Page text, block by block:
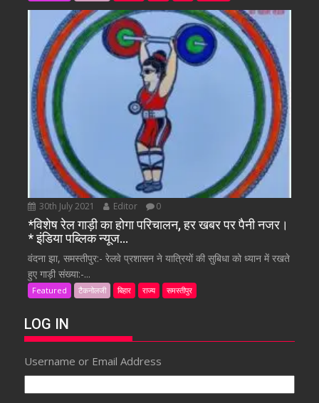
30th July 2021 Editor 0
*विशेष रेल गाड़ी का होगा परिचालन, हर खबर पर पैनी नजर।
* इंडिया पब्लिक न्यूज…
वंदना झा, समस्तीपुर:- रेलवे प्रशासन ने यात्रियों की सुबिधा को ध्यान में रखते
हुए गाड़ी संख्या:-...
Featured टैकनोलजी बिहार राज्य समस्तीपुर
LOG IN
Username or Email Address